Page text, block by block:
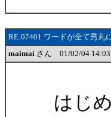
RE:07401 ワードが全て秀丸
maimai さん 01/02/04 14:03
はじ